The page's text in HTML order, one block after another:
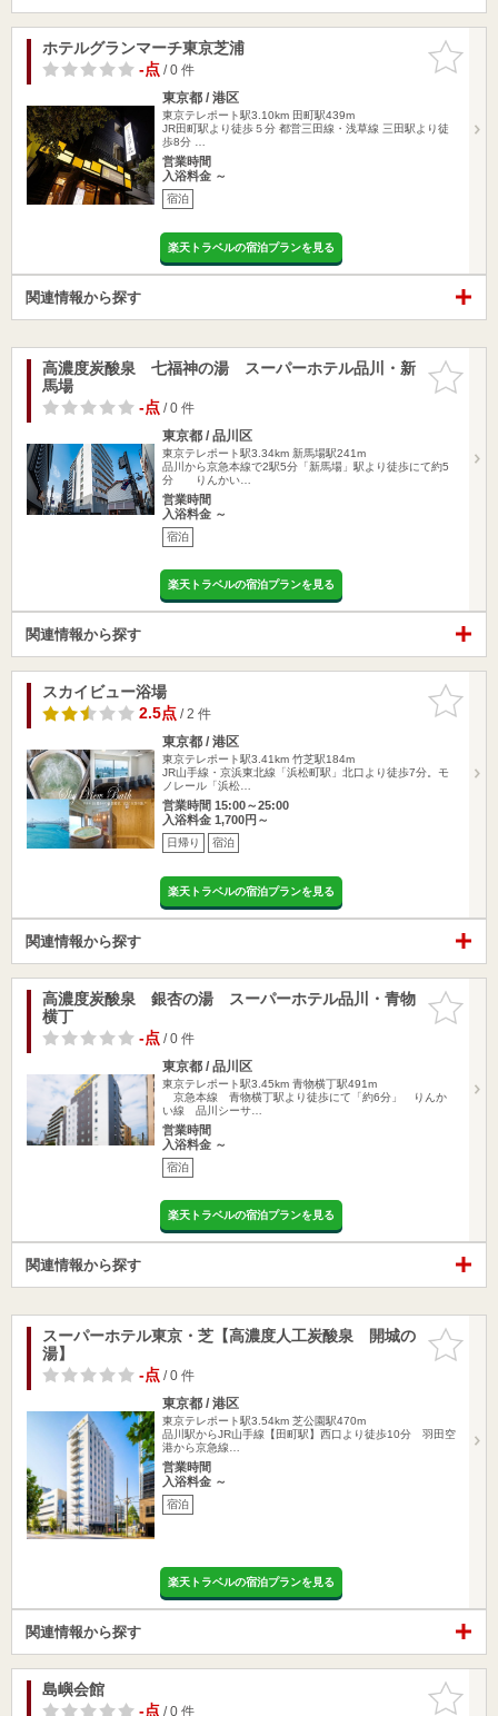
お気に入
りに追加
ホテルグランマーチ東京芝浦
-点/ 0 件
東京都 / 港区
東京テレポート駅3.10km 田町駅439m
JR田町駅より徒歩５分 都営三田線・浅草線 三田駅より徒
歩8分 …
営業時間
入浴料金 ～
宿泊
楽天トラベルの宿泊プランを見る
関連情報から探す
お気に入
りに追加
高濃度炭酸泉 七福神の湯 スーパーホテル品川・新
馬場
-点/ 0 件
東京都 / 品川区
東京テレポート駅3.34km 新馬場駅241m
品川から京急本線で2駅5分「新馬場」駅より徒歩にて約5
分 りんかい…
営業時間
入浴料金 ～
宿泊
楽天トラベルの宿泊プランを見る
関連情報から探す
お気に入
りに追加
スカイビュー浴場
2.5点/ 2 件
東京都 / 港区
東京テレポート駅3.41km 竹芝駅184m
JR山手線・京浜東北線「浜松町駅」北口より徒歩7分。モ
ノレール「浜松…
営業時間 15:00～25:00
入浴料金 1,700円～
日帰り 宿泊
楽天トラベルの宿泊プランを見る
関連情報から探す
お気に入
りに追加
高濃度炭酸泉 銀杏の湯 スーパーホテル品川・青物
横丁
-点/ 0 件
東京都 / 品川区
東京テレポート駅3.45km 青物横丁駅491m
京急本線 青物横丁駅より徒歩にて「約6分」 りんか
い線 品川シーサ…
営業時間
入浴料金 ～
宿泊
楽天トラベルの宿泊プランを見る
関連情報から探す
お気に入
りに追加
スーパーホテル東京・芝【高濃度人工炭酸泉 開城の
湯】
-点/ 0 件
東京都 / 港区
東京テレポート駅3.54km 芝公園駅470m
品川駅からJR山手線【田町駅】西口より徒歩10分 羽田空
港から京急線…
営業時間
入浴料金 ～
宿泊
楽天トラベルの宿泊プランを見る
関連情報から探す
お気に入
りに追加
島嶼会館
-点/ 0 件